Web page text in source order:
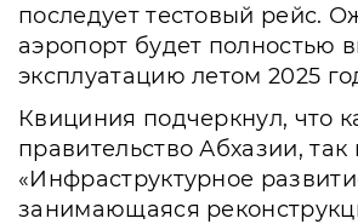
последует тестовый рейс.
аэропорт будет полностью
эксплуатацию летом 2025
Квициния подчеркнул, что
правительство Абхазии,
«Инфраструктурное
занимающаяся